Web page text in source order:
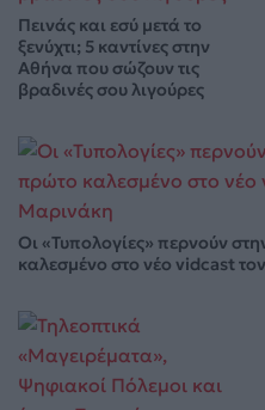
Πεινάς και εσύ μετά το
ξενύχτι; 5 καντίνες στην
Αθήνα που σώζουν τις
βραδινές σου λιγούρες
Οι «Τυπολογίες» περνούν
καλεσμένο στο νέο vidcast